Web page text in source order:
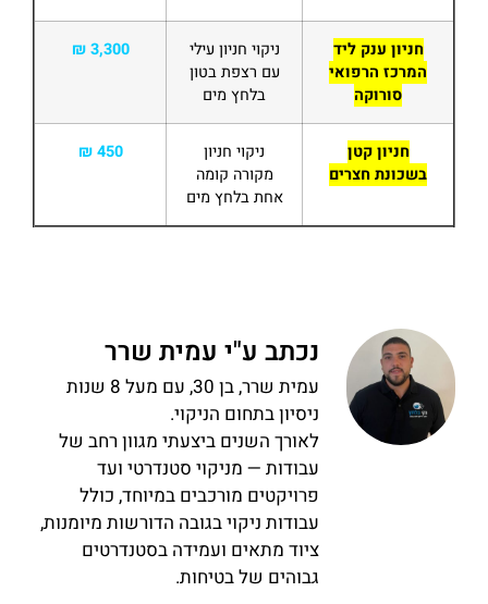
חניון ענק ליד
המרכז הרפואי
סורוקה
ניקוי חניון עילי
עם רצפת בטון
בלחץ מים
3,300 ₪
חניון קטן
בשכונת חצרים
ניקוי חניון
מקורה קומה
אחת בלחץ מים
450 ₪
נכתב ע"י עמית שרר
עמית שרר, בן 30, עם מעל 8 שנות
ניסיון בתחום הניקוי.
לאורך השנים ביצעתי מגוון רחב של
עבודות — מניקוי סטנדרטי ועד
פרויקטים מורכבים במיוחד, כולל
עבודות ניקוי בגובה הדורשות מיומנות,
ציוד מתאים ועמידה בסטנדרטים
גבוהים של בטיחות.